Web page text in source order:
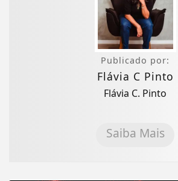
Publicado por:
Flávia C Pinto
Flávia C. Pinto
Saiba Mais